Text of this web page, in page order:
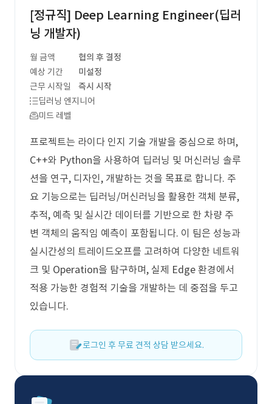
[정규직] Deep Learning Engineer(딥러
닝 개발자)
월 금액
협의 후 결정
예상 기간
미설정
근무 시작일
즉시 시작
딥러닝 엔지니어
미드 레벨
프로젝트는 라이다 인지 기술 개발을 중심으로 하며,
C++와 Python을 사용하여 딥러닝 및 머신러닝 솔루
션을 연구, 디자인, 개발하는 것을 목표로 합니다. 주
요 기능으로는 딥러닝/머신러닝을 활용한 객체 분류,
추적, 예측 및 실시간 데이터를 기반으로 한 차량 주
변 객체의 움직임 예측이 포함됩니다. 이 팀은 성능과
실시간성의 트레이드오프를 고려하여 다양한 네트워
크 및 Operation을 탐구하며, 실제 Edge 환경에서
적용 가능한 경험적 기술을 개발하는 데 중점을 두고
있습니다.
로그인 후 무료 견적 상담 받으세요.